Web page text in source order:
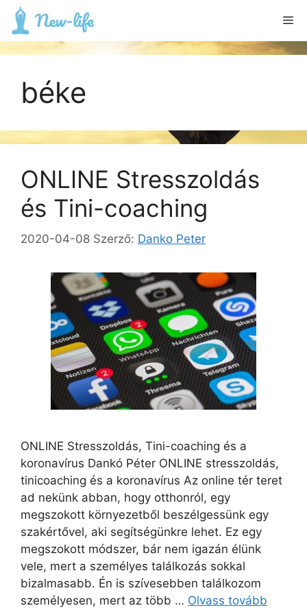
Kilépés
tartalomba
béke
ONLINE Stresszoldás
és Tini-coaching
2020-04-08 Szerző: Danko Peter
ONLINE Stresszoldás, Tini-coaching és a
koronavírus Dankó Péter ONLINE stresszoldás,
tinicoaching és a koronavírus Az online tér teret
ad nekünk abban, hogy otthonról, egy
megszokott környezetből beszélgessünk egy
szakértővel, aki segítségünkre lehet. Ez egy
megszokott módszer, bár nem igazán élünk
vele, mert a személyes találkozás sokkal
bizalmasabb. Én is szívesebben találkozom
személyesen, mert az több … Olvass tovább